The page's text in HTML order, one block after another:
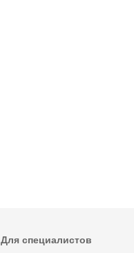
Для специалистов